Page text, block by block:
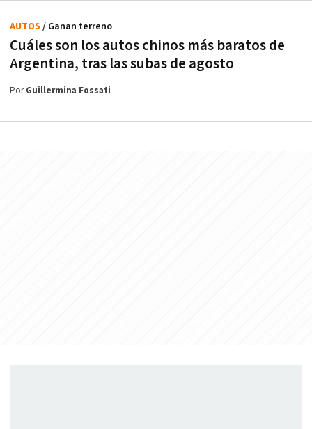
Cuáles son los autos chinos más baratos de
Argentina, tras las subas de agosto
AUTOS / Ganan terreno
PorGuillermina Fossati